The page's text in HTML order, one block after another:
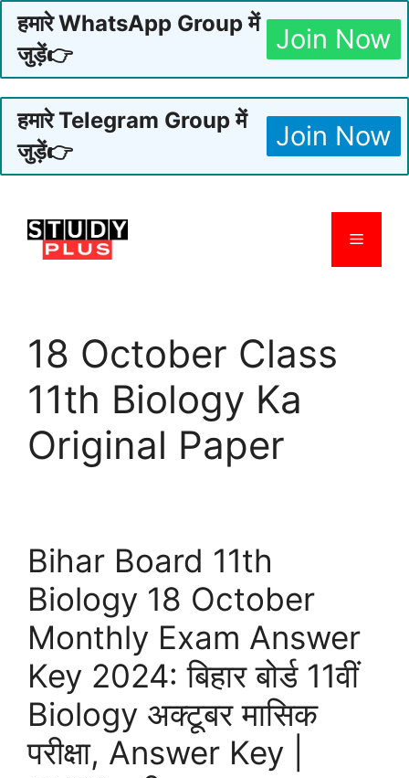
हमारे WhatsApp Group में
जुड़ें👉
Join Now
हमारे Telegram Group में
जुड़ें👉
Join Now
content
Menu
18 October Class
11th Biology Ka
Original Paper
Bihar Board 11th
Biology 18 October
Monthly Exam Answer
Key 2024: बिहार बोर्ड 11वीं
Biology अक्टूबर मासिक
परीक्षा, Answer Key |